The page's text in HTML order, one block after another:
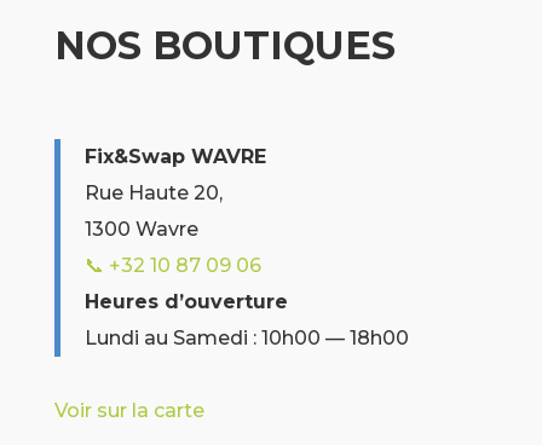
NOS BOUTIQUES
Fix&Swap WAVRE
Rue Haute 20,
1300 Wavre
📞 +32 10 87 09 06
Heures d’ouverture
Lundi au Samedi : 10h00 — 18h00
Voir sur la carte